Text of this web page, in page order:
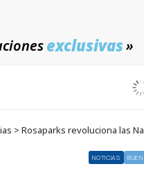
exclusivas»
> Rosaparks revoluciona las
NOTICIAS